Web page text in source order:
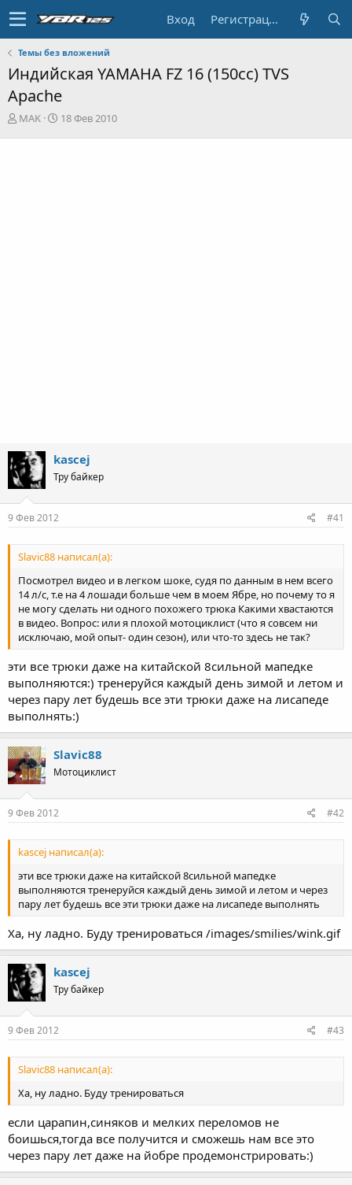
Вход Регистрация
Темы без вложений
Индийская YAMAHA FZ 16 (150cc) TVS
Apache
А
MAK
Д
18 Фев 2010
kascej
Тру байкер
9 Фев 2012 #41
Slavic88 написал(а):
Посмотрел видео и в легком шоке, судя по данным в нем всего
14 л/с, т.е на 4 лошади больше чем в моем Ябре, но почему то я
не могу сделать ни одного похожего трюка Какими хвастаются
в видео. Вопрос: или я плохой мотоциклист (что я совсем ни
исключаю, мой опыт- один сезон), или что-то здесь не так?
эти все трюки даже на китайской 8сильной мапедке
выполняются:) тренеруйся каждый день зимой и летом и
через пару лет будешь все эти трюки даже на лисапеде
выполнять:)
Slavic88
Мотоциклист
9 Фев 2012 #42
kascej написал(а):
эти все трюки даже на китайской 8сильной мапедке
выполняются тренеруйся каждый день зимой и летом и через
пару лет будешь все эти трюки даже на лисапеде выполнять
Ха, ну ладно. Буду тренироваться /images/smilies/wink.gif
kascej
Тру байкер
9 Фев 2012 #43
Slavic88 написал(а):
Ха, ну ладно. Буду тренироваться
если царапин,синяков и мелких переломов не
боишься,тогда все получится и сможешь нам все это
через пару лет даже на йобре продемонстрировать:)